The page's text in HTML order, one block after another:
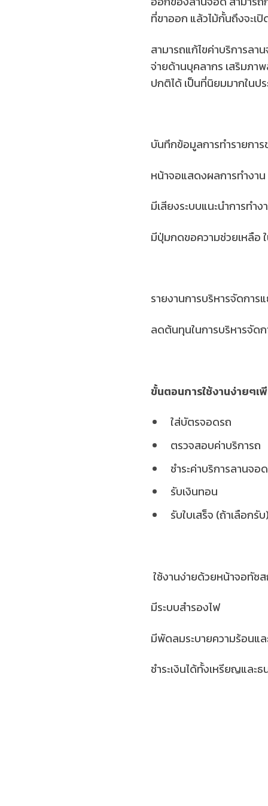
ที่ขาออก แล้วไม้กั้นถึงจะเ
สามารถแก้ไขค่าบริการล
จ่ายด้านบุคลากร เสริมภา
ปกติได้ เป็นที่นิยมมากในป
บันทึกข้อมูลการทำรายกา
หน้าจอแสดงผลการทำงาน
มีเสียงระบบแนะนำการทำง
มีปุ่มกดขอความช่วยเหลือ
รายงานการบริหารจัดการ
ลดต้นทุนในการบริหารจัดก
ขั้นตอนการใช้งานง่ายๆเ
ใส่บัตรจอดรถ
ตรวจสอบค่าบริการถ
ชำระค่าบริการลานจอ
รับเงินทอน
รับใบเสร็จ (ถ้าเลือกรับ)
ใช้งานง่ายด้วยหน้าจอทัช
มีระบบสำรองไฟ
มีพัดลมระบายความร้อนแล
ชำระเงินได้ทั้งเหรียญและ